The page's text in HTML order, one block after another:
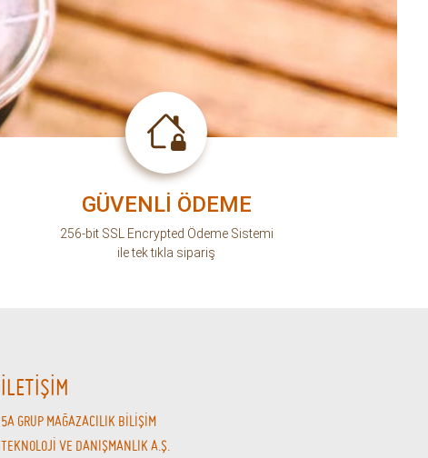
GÜVENLİ ÖDEME
256-bit SSL Encrypted Ödeme Sistemi
ile tek tıkla sipariş
İLETİŞİM
5A GRUP MAĞAZACILIK BİLİŞİM
TEKNOLOJİ VE DANIŞMANLIK A.Ş.